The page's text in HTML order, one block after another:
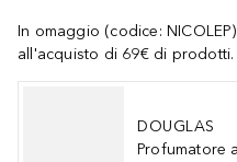
In omaggio (codice:
all'acquisto di 69€ di prodotti.
DOUGLAS
Profumatore